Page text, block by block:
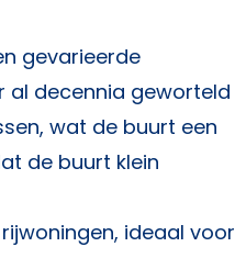
gevarieerde
al decennia geworteld
wat de buurt een
de buurt klein
ideaal voor